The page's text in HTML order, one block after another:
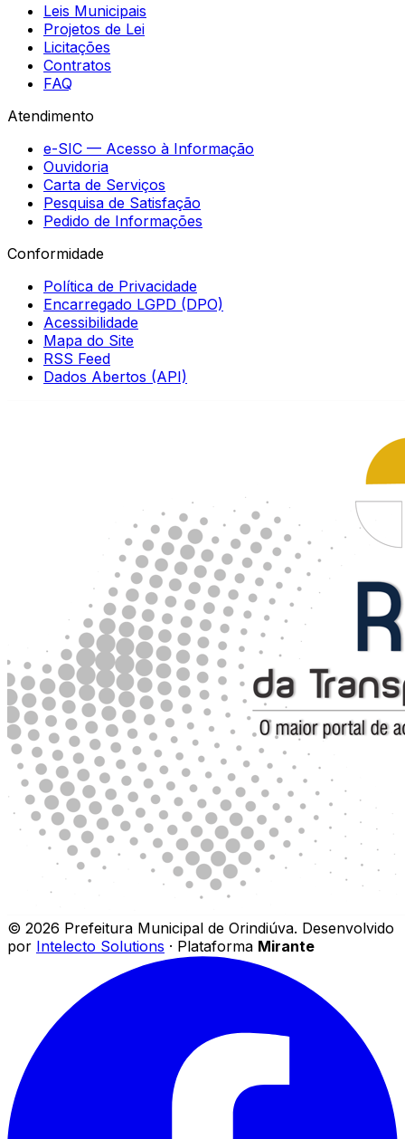
Leis Municipais
Projetos de Lei
Licitações
Contratos
FAQ
Atendimento
e-SIC — Acesso à Informação
Ouvidoria
Carta de Serviços
Pesquisa de Satisfação
Pedido de Informações
Conformidade
Política de Privacidade
Encarregado LGPD (DPO)
Acessibilidade
Mapa do Site
RSS Feed
Dados Abertos (API)
© 2026 Prefeitura Municipal de Orindiúva. Desenvolvido
por Intelecto Solutions · Plataforma Mirante